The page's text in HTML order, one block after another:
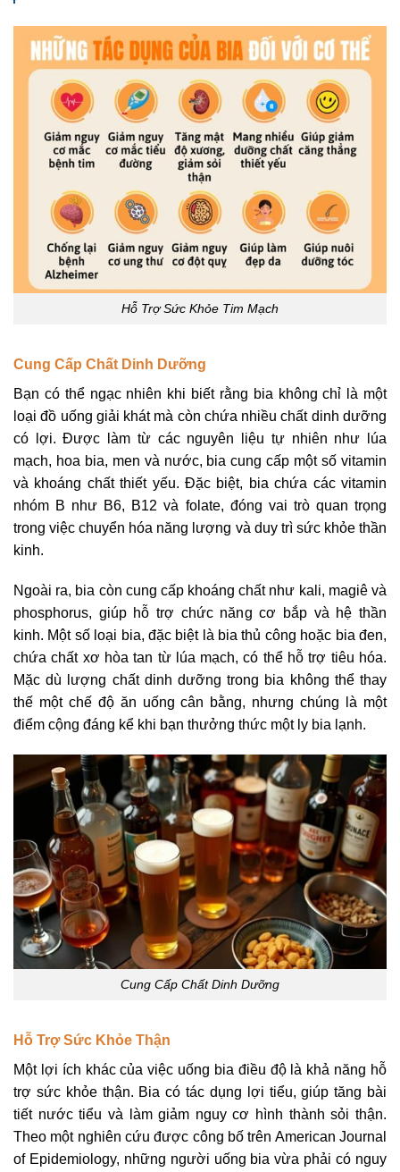
Hỗ Trợ Sức Khỏe Tim Mạch
Cung Cấp Chất Dinh Dưỡng
Bạn có thể ngạc nhiên khi biết rằng bia không chỉ là một
loại đồ uống giải khát mà còn chứa nhiều chất dinh dưỡng
có lợi. Được làm từ các nguyên liệu tự nhiên như lúa
mạch, hoa bia, men và nước, bia cung cấp một số vitamin
và khoáng chất thiết yếu. Đặc biệt, bia chứa các vitamin
nhóm B như B6, B12 và folate, đóng vai trò quan trọng
trong việc chuyển hóa năng lượng và duy trì sức khỏe thần
kinh.
Ngoài ra, bia còn cung cấp khoáng chất như kali, magiê và
phosphorus, giúp hỗ trợ chức năng cơ bắp và hệ thần
kinh. Một số loại bia, đặc biệt là bia thủ công hoặc bia đen,
chứa chất xơ hòa tan từ lúa mạch, có thể hỗ trợ tiêu hóa.
Mặc dù lượng chất dinh dưỡng trong bia không thể thay
thế một chế độ ăn uống cân bằng, nhưng chúng là một
điểm cộng đáng kể khi bạn thưởng thức một ly bia lạnh.
Cung Cấp Chất Dinh Dưỡng
Hỗ Trợ Sức Khỏe Thận
Một lợi ích khác của việc uống bia điều độ là khả năng hỗ
trợ sức khỏe thận. Bia có tác dụng lợi tiểu, giúp tăng bài
tiết nước tiểu và làm giảm nguy cơ hình thành sỏi thận.
Theo một nghiên cứu được công bố trên American Journal
of Epidemiology, những người uống bia vừa phải có nguy